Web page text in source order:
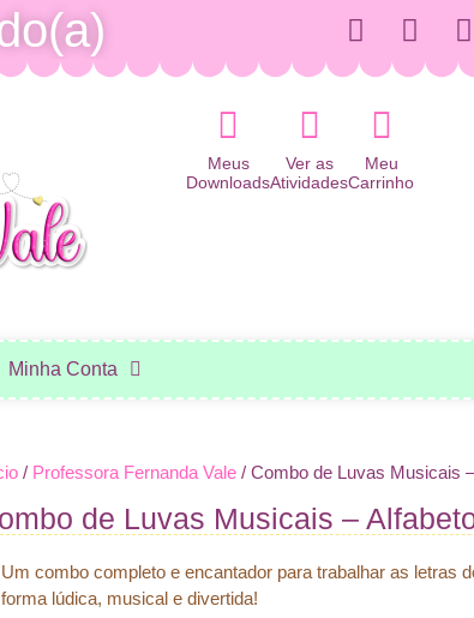
Meus
Downloads
Ver as
Atividades
Meu
Carrinho
Minha Conta
/ Professora Fernanda Vale / Combo de Luvas Musicais
de Luvas Musicais –
Um combo completo e encantador para trabalhar as letras
forma lúdica, musical e divertida!